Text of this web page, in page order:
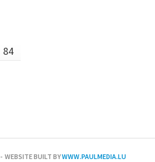
84
- WEBSITE BUILT BYWWW.PAULMEDIA.LU